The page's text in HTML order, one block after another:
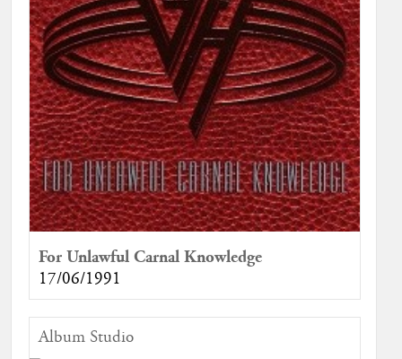
For Unlawful Carnal Knowledge
17/06/1991
Album Studio